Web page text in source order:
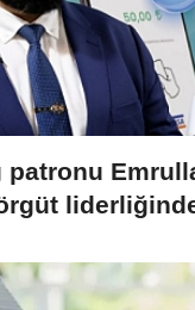
patronu
el konuldu